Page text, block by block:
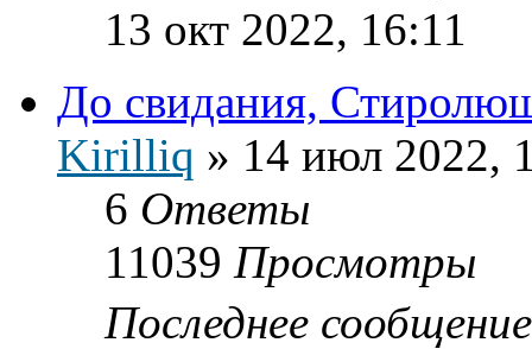
13 окт 2022, 16:11
До свидания,
Kirilliq » 14 июл 2022,
6 Ответы
11039 Просмотры
Последнее